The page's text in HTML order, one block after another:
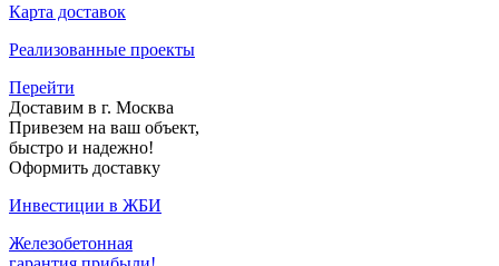
Карта доставок
Реализованные проекты
Перейти
Доставим в г. Москва
Привезем на ваш объект,
быстро и надежно!
Оформить доставку
Инвестиции в ЖБИ
Железобетонная